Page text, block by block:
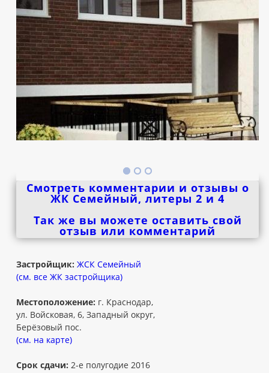
ВСЕ КОТТЕДЖНЫЕ ПОСЕЛКИ
Смотреть комментарии и отзывы о
ЖК Семейный, литеры 2 и 4
Так же вы можете оставить свой
отзыв или комментарий
Застройщик: ЖСК Семейный
(см. все ЖК застройщика)
Местоположение: г. Краснодар,
ул. Войсковая, 6, Западный округ,
Берёзовый пос.
(см. на карте)
Срок сдачи: 2-е полугодие 2016